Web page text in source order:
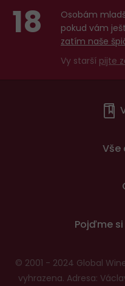
18
Osobám
pokud vám
zatím naše
Vy starší pijte
Vše
Pojďme
© 2001 - 2024 Global
vyhrazena. Adresa: